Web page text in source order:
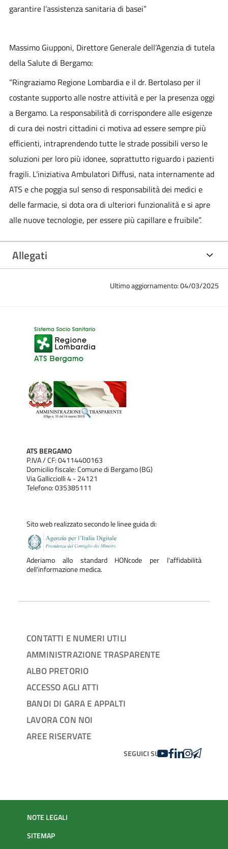
garantire l’assistenza sanitaria di basei”
Massimo Giupponi, Direttore Generale dell’Agenzia di tutela
della Salute di Bergamo:
“Ringraziamo Regione Lombardia e il dr. Bertolaso per il
costante supporto alle nostre attività e per la presenza oggi
a Bergamo. La responsabilità di corrispondere alle esigenze
di cura dei nostri cittadini ci motiva ad essere sempre più
efficienti, intraprendendo tutte le strade possibili verso le
soluzioni per loro più idonee, soprattutto riguardo i pazienti
fragili. L’iniziativa Ambulatori Diffusi, nata internamente ad
ATS e che poggia sul senso di responsabilità dei medici e
delle farmacie, si dota ora di ulteriori funzionalità e si apre
alle nuove tecnologie, per essere più capillare e fruibile”.
Allegati
Ultimo aggiornamento: 04/03/2025
ATS BERGAMO
P.IVA / CF: 04114400163
Domicilio fiscale: Comune di Bergamo (BG)
Via Gallicciolli 4 - 24121
Telefono: 035385111
Sito web realizzato secondo le linee guida di:
Aderiamo allo standard HONcode per l'affidabilità
dell'informazione medica.
CONTATTI E NUMERI UTILI
AMMINISTRAZIONE TRASPARENTE
ALBO PRETORIO
ACCESSO AGLI ATTI
BANDI DI GARA E APPALTI
LAVORA CON NOI
AREE RISERVATE
SEGUICI SUYOUTUBE
FACEBOOK
LINKEDIN
INSTAGRAM
NOTE LEGALI
SITEMAP